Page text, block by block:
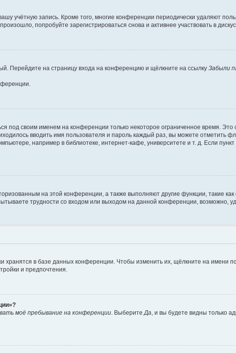
учётную запись. Кроме того, многие конференции периодически удаляют
попробуйте зарегистрироваться снова и активнее участвовать в
Перейдите на страницу входа на конференцию и щёлкните на ссылку Забыли
под своим именем на конференции только некоторое ограниченное время. Это
вводить имя пользователя и пароль каждый раз, вы можете отметить
например в библиотеке, интернет-кафе, университете и т. д. Если пункт
на этой конференции, а также выполняют другие функции, такие
трудности со входом или выходом на данной конференции, возможно,
хранятся в базе данных конференции. Чтобы изменить их, щёлкните на имени
и предпочтения.
моё пребывание на конференции. ВыберитеДа, и вы будете видны только